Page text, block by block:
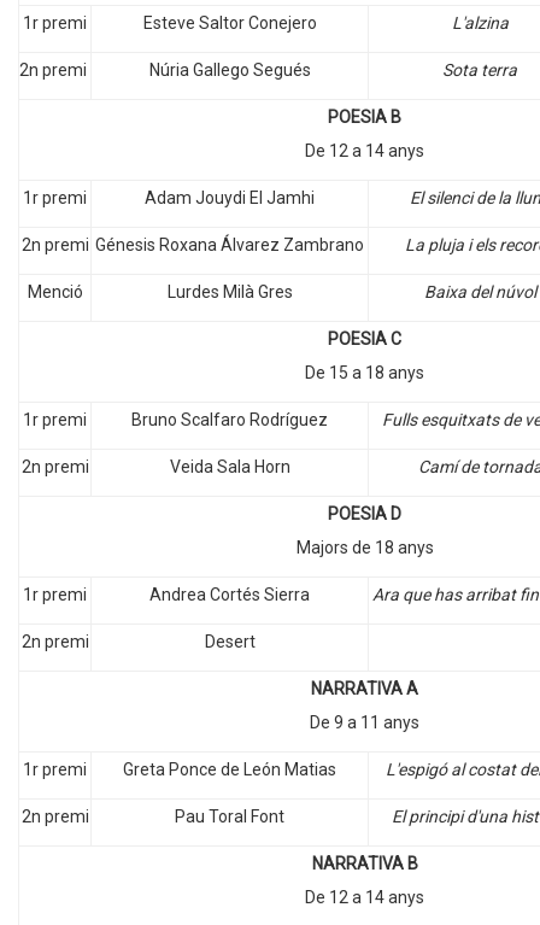
1r premi Esteve Saltor Conejero L'alzina
2n premi Núria Gallego Segués Sota terra
POESIA B
De 12 a 14 anys
1r premi Adam Jouydi El Jamhi El silenci de la
2n premi Génesis Roxana Álvarez Zambrano La pluja i els
Menció Lurdes Milà Gres Baixa del núvol
POESIA C
De 15 a 18 anys
1r premi Bruno Scalfaro Rodríguez Fulls esquitxats de
2n premi Veida Sala Horn Camí de
POESIA D
Majors de 18 anys
1r premi Andrea Cortés Sierra Ara que has arribat
2n premi Desert
NARRATIVA A
De 9 a 11 anys
1r premi Greta Ponce de León Matias L'espigó al costat
2n premi Pau Toral Font El principi d'una
NARRATIVA B
De 12 a 14 anys